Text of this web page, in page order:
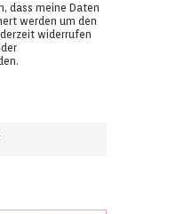
dass meine Daten
werden um den
widerrufen